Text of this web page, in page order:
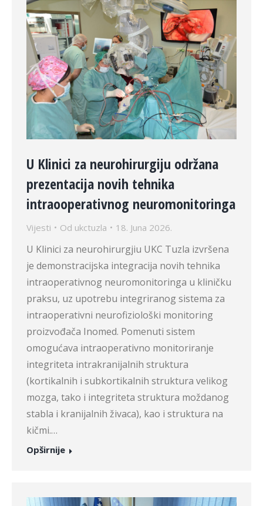
U Klinici za neurohirurgiju održana
prezentacija novih tehnika
intraooperativnog neuromonitoringa
Vijesti Od ukctuzla 18. Juna 2026.
U Klinici za neurohirurgjiu UKC Tuzla izvršena
je demonstracijska integracija novih tehnika
intraoperativnog neuromonitoringa u kliničku
praksu, uz upotrebu integriranog sistema za
intraoperativni neurofiziološki monitoring
proizvođača Inomed. Pomenuti sistem
omogućava intraoperativno monitoriranje
integriteta intrakranijalnih struktura
(kortikalnih i subkortikalnih struktura velikog
mozga, tako i integriteta struktura moždanog
stabla i kranijalnih živaca), kao i struktura na
kičmi.…
Opširnije